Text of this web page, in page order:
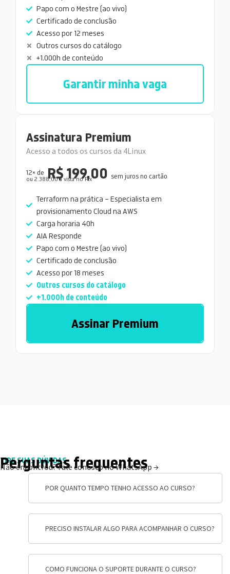
Papo com o Mestre (ao vivo)
Certificado de conclusão
Acesso por 12 meses
Outros cursos do catálogo
+1.000h de conteúdo
Garantir minha vaga
Assinatura Premium
Acesso a todos os cursos da 4Linux
12× deR$ 199,00 sem juros no cartão
ou 2.388,00 a vista no Pix
Terraform na prática – Especialista em
provisionamento Cloud na AWS
Carga horaria 40h
AIA Responde
Papo com o Mestre (ao vivo)
Certificado de conclusão
Acesso por 18 meses
Outros cursos do catálogo
+1.000h de conteúdo
Assinar Premium
TIRE SUAS DÚVIDAS
Perguntas frequentes
Não encontrou?Fale conosco no WhatsApp →
POR QUANTO TEMPO TENHO ACESSO AO CURSO?
PRECISO INSTALAR ALGO PARA ACOMPANHAR O CURSO?
COMO FUNCIONA O SUPORTE DURANTE O CURSO?